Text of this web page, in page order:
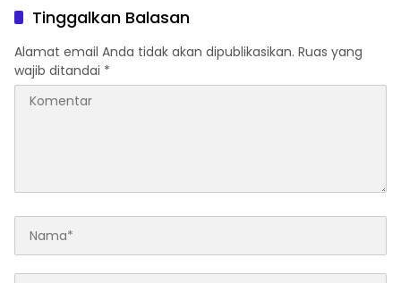
Tinggalkan Balasan
Alamat email Anda tidak akan dipublikasikan. Ruas yang
wajib ditandai *